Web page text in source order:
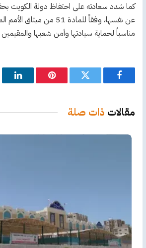
كما شدد سعادته على احتفاظ دولة الكويت
عن نفسها، وفقاً للمادة 51 من
مناسباً لحماية سيادتها وأمن شعبها
فيسبوك تويتر بينتيريست
مقالات ذات صلة